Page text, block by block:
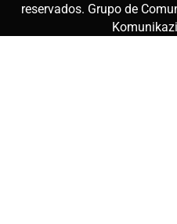
reservados. Grupo de